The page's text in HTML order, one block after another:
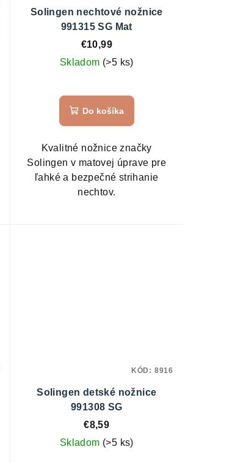
Solingen nechtové nožnice
991315 SG Mat
€10,99
Skladom (>5 ks)
Do košíka
Kvalitné nožnice značky
Solingen v matovej úprave pre
ľahké a bezpečné strihanie
nechtov.
Solingen detské nožnice
991308 SG
€8,59
Skladom (>5 ks)
KÓD: 8916